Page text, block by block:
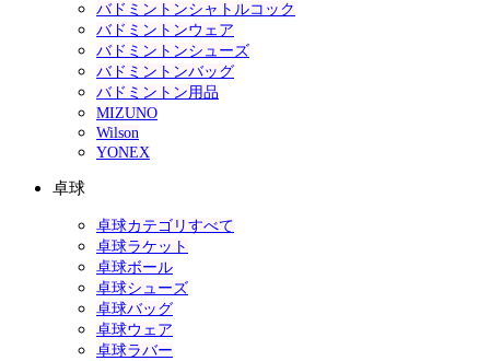
バドミントンシャトルコック
バドミントンウェア
バドミントンシューズ
バドミントンバッグ
バドミントン用品
MIZUNO
Wilson
YONEX
卓球
卓球カテゴリすべて
卓球ラケット
卓球ボール
卓球シューズ
卓球バッグ
卓球ウェア
卓球ラバー